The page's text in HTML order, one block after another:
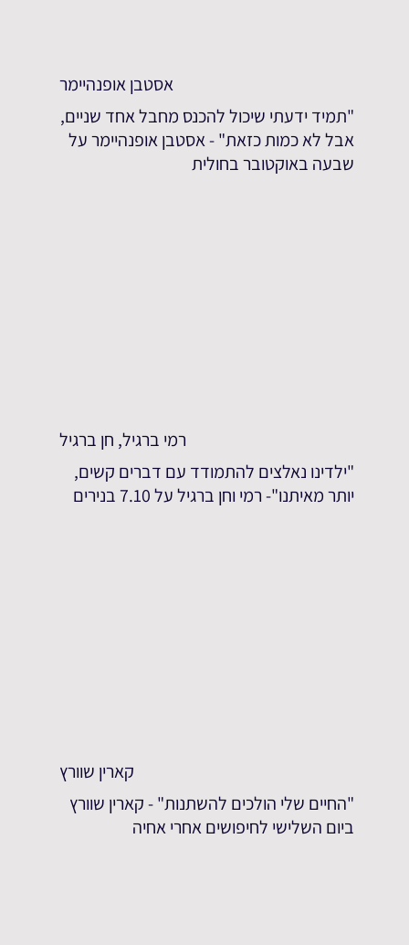
אסטבן אופנהיימר
"תמיד ידעתי שיכול להכנס מחבל אחד שניים,
אבל לא כמות כזאת" - אסטבן אופנהיימר על
שבעה באוקטובר בחולית
רמי ברגיל, חן ברגיל
"ילדינו נאלצים להתמודד עם דברים קשים,
יותר מאיתנו"- רמי וחן ברגיל על 7.10 בנירים
קארין שוורץ
"החיים שלי הולכים להשתנות" - קארין שוורץ
ביום השלישי לחיפושים אחרי אחיה